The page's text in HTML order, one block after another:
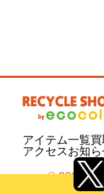
アイテム一覧
アクセスお知
© 2020